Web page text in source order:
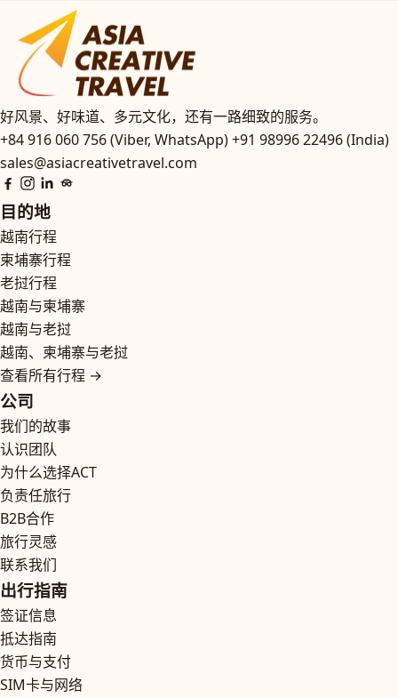
好风景、好味道、多元文化，还有一路细致的服务。
+84 916 060 756 (Viber, WhatsApp)+91 98996 22496 (India)
sales@asiacreativetravel.com
目的地
越南行程
柬埔寨行程
老挝行程
越南与柬埔寨
越南与老挝
越南、柬埔寨与老挝
查看所有行程 →
公司
我们的故事
认识团队
为什么选择ACT
负责任旅行
B2B合作
旅行灵感
联系我们
出行指南
签证信息
抵达指南
货币与支付
SIM卡与网络